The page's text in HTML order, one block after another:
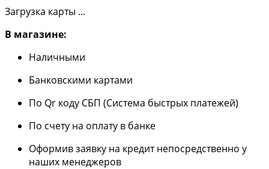
Загрузка карты ...
В магазине:
Наличными
Банковскими картами
По Qr коду СБП (Система быстрых платежей)
По счету на оплату в банке
Оформив заявку на кредит непосредственно у
наших менеджеров